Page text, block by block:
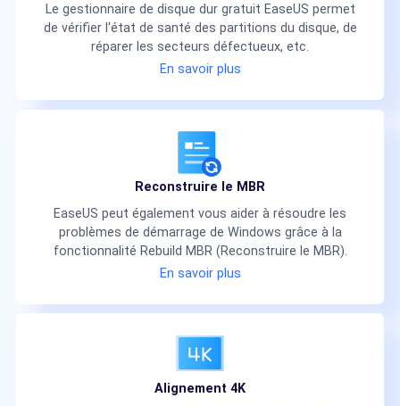
Le gestionnaire de disque dur gratuit EaseUS permet
de vérifier l'état de santé des partitions du disque, de
réparer les secteurs défectueux, etc.
En savoir plus
Reconstruire le MBR
EaseUS peut également vous aider à résoudre les
problèmes de démarrage de Windows grâce à la
fonctionnalité Rebuild MBR (Reconstruire le MBR).
En savoir plus
Alignement 4K